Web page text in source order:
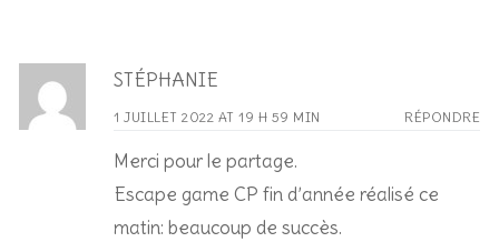
STÉPHANIE
1 JUILLET 2022 AT 19 H 59 MIN RÉPONDRE
Merci pour le partage.
Escape game CP fin d’année réalisé ce
matin: beaucoup de succès.